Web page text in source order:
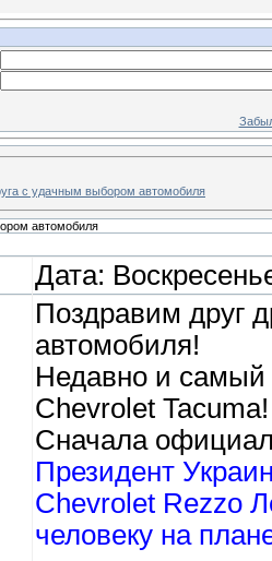
с удачным выбором автомобиля
автомобиля
Дата:
Поздравим друг
автомобиля!
Недавно и самый
Chevrolet Tacuma!
Сначала
Президент
Chevrolet Rezzo
человеку на